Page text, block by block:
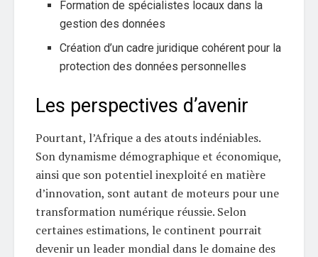
Formation de spécialistes locaux dans la
gestion des données
Création d’un cadre juridique cohérent pour la
protection des données personnelles
Les perspectives d’avenir
Pourtant, l’Afrique a des atouts indéniables.
Son dynamisme démographique et économique,
ainsi que son potentiel inexploité en matière
d’innovation, sont autant de moteurs pour une
transformation numérique réussie. Selon
certaines estimations, le continent pourrait
devenir un leader mondial dans le domaine des